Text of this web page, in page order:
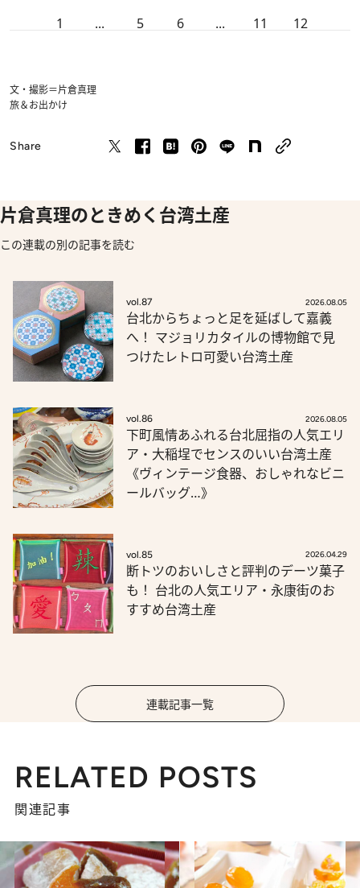
1 ... 5 6 ... 11 12
文・撮影＝片倉真理
旅＆お出かけ
Share
片倉真理のときめく台湾土産
この連載の別の記事を読む
vol.87 2026.08.05
台北からちょっと足を延ばして嘉義
へ！ マジョリカタイルの博物館で見
つけたレトロ可愛い台湾土産
vol.86 2026.08.05
下町風情あふれる台北屈指の人気エリ
ア・大稲埕でセンスのいい台湾土産
《ヴィンテージ食器、おしゃれなビニ
ールバッグ…》
vol.85 2026.04.29
断トツのおいしさと評判のデーツ菓子
も！ 台北の人気エリア・永康街のお
すすめ台湾土産
連載記事一覧
RELATED POSTS
関連記事